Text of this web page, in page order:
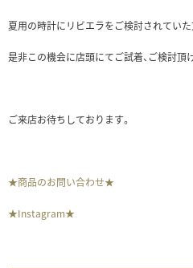
夏用の時計にリビエラをご検討されていた
是非この機会に店頭にてご試着、ご検討頂
ご来店お待ちしております。
★商品のお問い合わせ★
★Instagram★